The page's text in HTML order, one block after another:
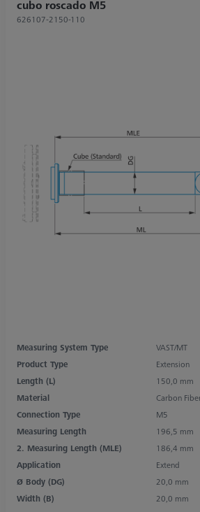
cubo roscado M5
626107-2150-110
Measuring System Type
VAST/MT
Product Type
Extension
Length (L)
150,0 mm
Material
Carbon
Connection Type
M5
Measuring Length
196,5 mm
2. Measuring Length (MLE)
186,4 mm
Application
Extend
Ø Body (DG)
20,0 mm
Width (B)
20,0 mm